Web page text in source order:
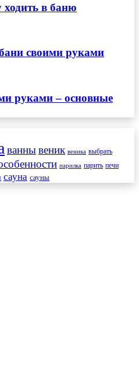
в баню
своими руками
руками – основные
ваннывеник веника выбрать
парилка парить печи
сауна сауны